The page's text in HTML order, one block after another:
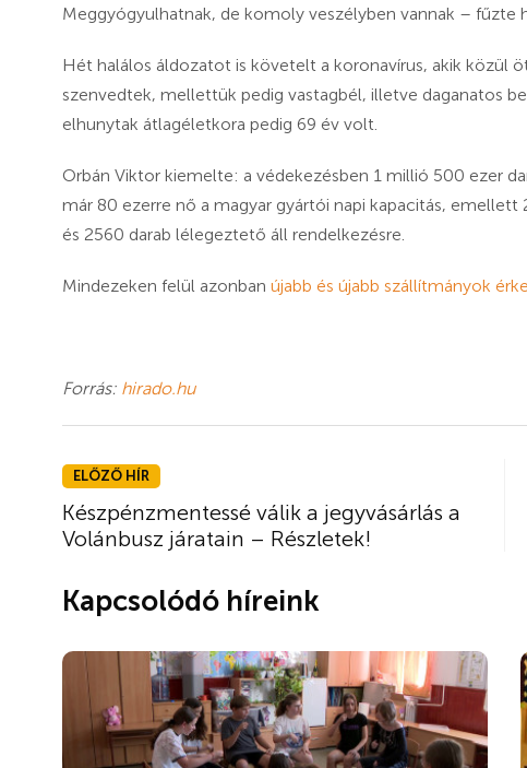
Meggyógyulhatnak, de komoly veszélyben vannak – fűzte
Hét halálos áldozatot is követelt a koronavírus, akik közül
szenvedtek, mellettük pedig vastagbél, illetve daganatos
elhunytak átlagéletkora pedig 69 év volt.
Orbán Viktor kiemelte: a védekezésben 1 millió 500 ezer
már 80 ezerre nő a magyar gyártói napi kapacitás,
és 2560 darab lélegeztető áll rendelkezésre.
Mindezeken felül azonban újabb és újabb szállítmányok
Forrás: hirado.hu
ELŐZŐ HÍR
Készpénzmentessé válik a jegyvásárlás a
Volánbusz járatain – Részletek!
Kapcsolódó híreink